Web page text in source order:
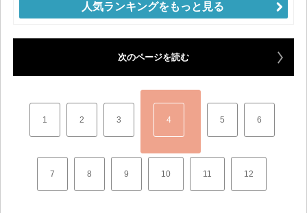
人気ランキングをもっと見る
次のページを読む
1 2 3 4 5 6
7 8 9 10 11 12